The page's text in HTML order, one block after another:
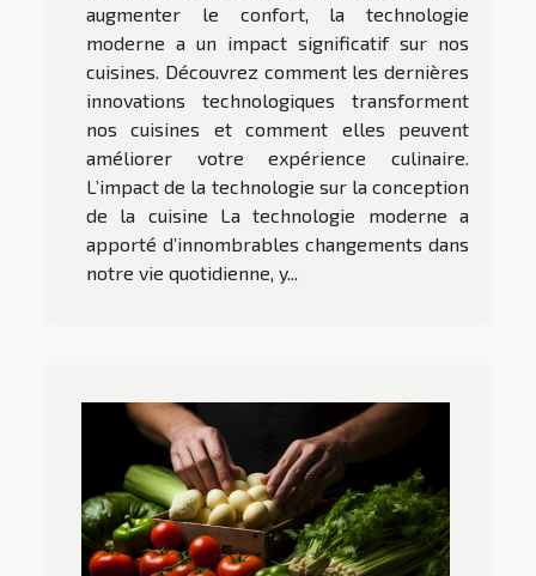
augmenter le confort, la technologie
moderne a un impact significatif sur nos
cuisines. Découvrez comment les dernières
innovations technologiques transforment
nos cuisines et comment elles peuvent
améliorer votre expérience culinaire.
L’impact de la technologie sur la conception
de la cuisine La technologie moderne a
apporté d’innombrables changements dans
notre vie quotidienne, y...